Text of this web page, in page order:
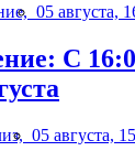
05 августа,
С
05 августа,